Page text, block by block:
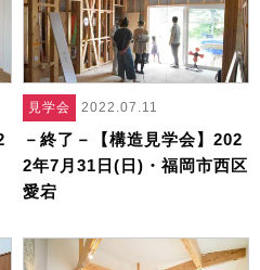
見学会 2022.07.11
－終了－【構造見学会】202
2年7月31日(日)・福岡市西区
愛宕